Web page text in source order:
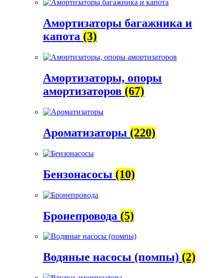
Амортизаторы багажника и
капота (3)
Амортизаторы, опоры
амортизаторов (67)
Ароматизаторы (220)
Бензонасосы (10)
Бронепровода (5)
Водяные насосы (помпы) (2)